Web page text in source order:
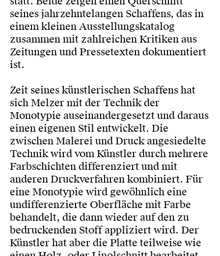
seines jahrzehntelangen Schaffens, das in
einem kleinen Ausstellungskatalog
zusammen mit zahlreichen Kritiken aus
Zeitungen und Pressetexten dokumentiert
ist.
Zeit seines künstlerischen Schaffens hat
sich Melzer mit der Technik der
Monotypie auseinandergesetzt und daraus
einen eigenen Stil entwickelt. Die
zwischen Malerei und Druck angesiedelte
Technik wird vom Künstler durch mehrere
Farbschichten differenziert und mit
anderen Druckverfahren kombiniert. Für
eine Monotypie wird gewöhnlich eine
undifferenzierte Oberfläche mit Farbe
behandelt, die dann wieder auf den zu
bedruckenden Stoff appliziert wird. Der
Künstler hat aber die Platte teilweise wie